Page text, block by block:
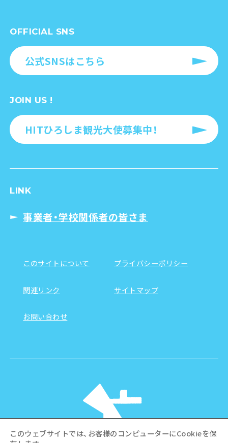
OFFICIAL SNS
公式SNSはこちら
JOIN US !
HITひろしま観光大使募集中！
LINK
事業者・学校関係者の皆さま
このサイトについて プライバシーポリシー
関連リンク サイトマップ
お問い合わせ
このウェブサイトでは、お客様のコンピューターにCookieを保